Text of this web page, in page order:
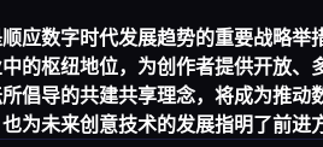
应数字时代发展趋势的重要战略举
的枢纽地位，为创作者提供开放、
倡导的共建共享理念，将成为推动
为未来创意技术的发展指明了前进